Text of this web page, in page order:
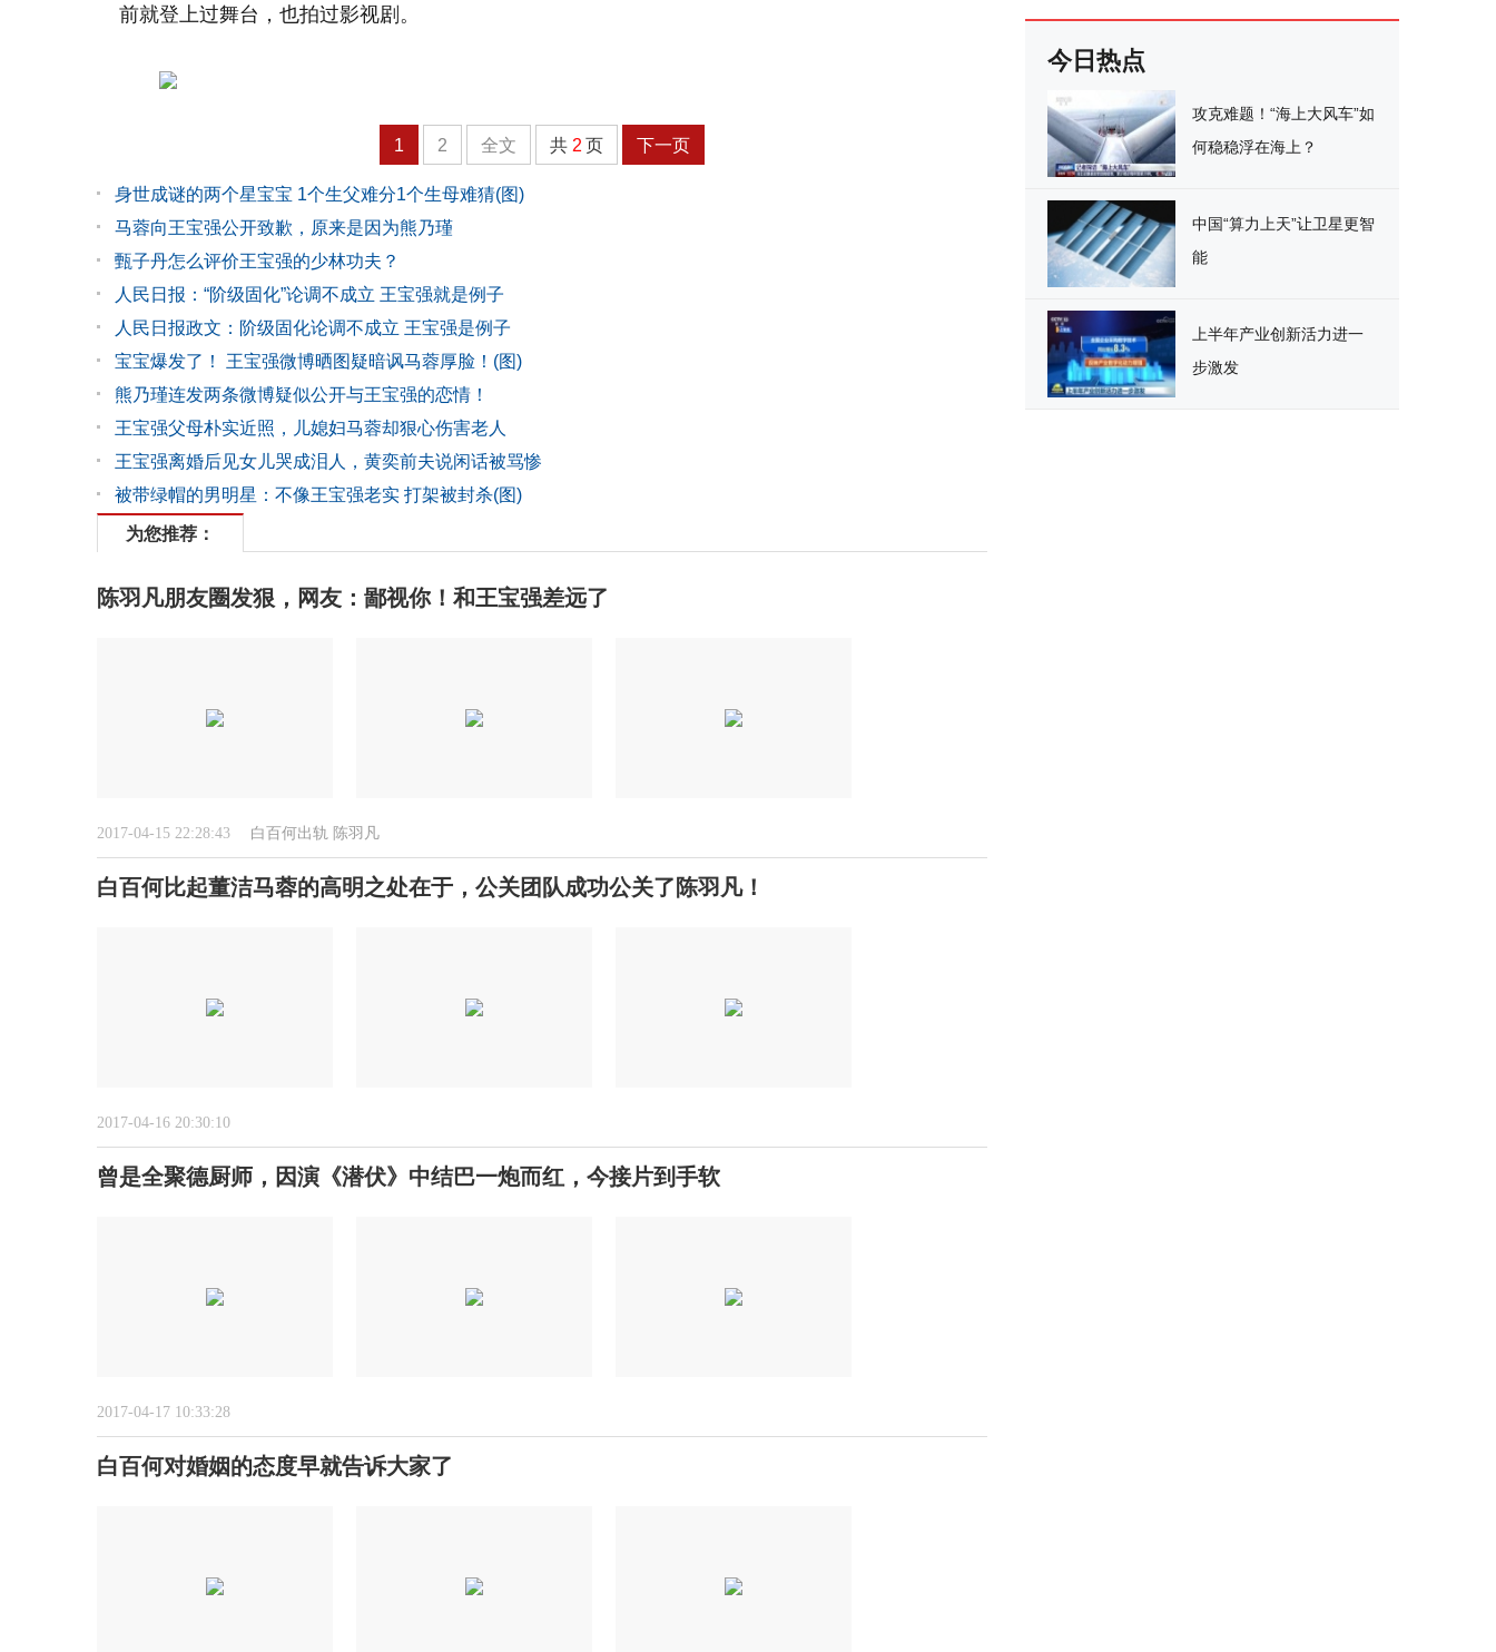
前就登上过舞台，也拍过影视剧。
1 2 全文 共 2 页 下一页
身世成谜的两个星宝宝 1个生父难分1个生母难猜(图)
马蓉向王宝强公开致歉，原来是因为熊乃瑾
甄子丹怎么评价王宝强的少林功夫？
人民日报：“阶级固化”论调不成立 王宝强就是例子
人民日报政文：阶级固化论调不成立 王宝强是例子
宝宝爆发了！ 王宝强微博晒图疑暗讽马蓉厚脸！(图)
熊乃瑾连发两条微博疑似公开与王宝强的恋情！
王宝强父母朴实近照，儿媳妇马蓉却狠心伤害老人
王宝强离婚后见女儿哭成泪人，黄奕前夫说闲话被骂惨
被带绿帽的男明星：不像王宝强老实 打架被封杀(图)
为您推荐：
陈羽凡朋友圈发狠，网友：鄙视你！和王宝强差远了
2017-04-15 22:28:43 白百何出轨 陈羽凡
白百何比起董洁马蓉的高明之处在于，公关团队成功公关了陈羽凡！
2017-04-16 20:30:10
曾是全聚德厨师，因演《潜伏》中结巴一炮而红，今接片到手软
2017-04-17 10:33:28
白百何对婚姻的态度早就告诉大家了
今日热点
攻克难题！“海上大风车”如
何稳稳浮在海上？
中国“算力上天”让卫星更智
能
上半年产业创新活力进一
步激发